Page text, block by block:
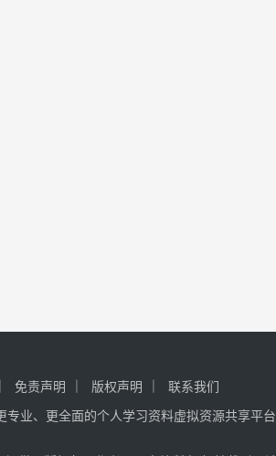
免责声明 版权声明
联系我们
业、更全面的个人学习资料虚拟资源共享平台